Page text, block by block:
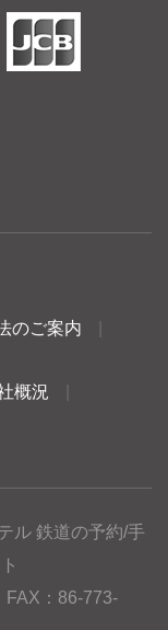
のご案内
概況
ル 鉄道の予約/手
FAX：86-773-